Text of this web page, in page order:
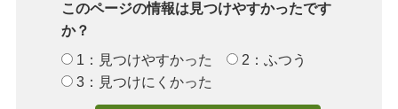
このページの情報は見つけやすかったです
か？
1：見つけやすかった
2：ふつう
3：見つけにくかった